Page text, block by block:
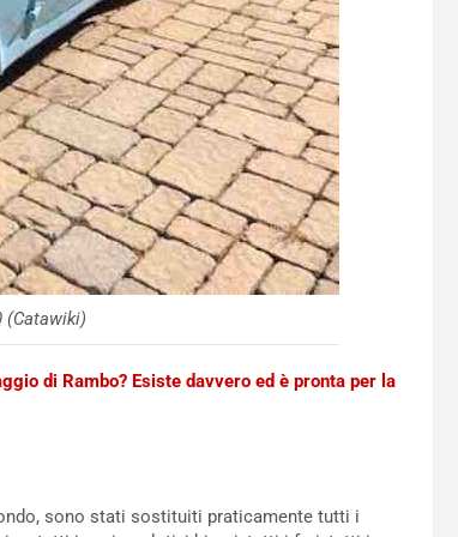
(Catawiki)
di Rambo? Esiste davvero ed è pronta per la
sono stati sostituiti praticamente tutti i